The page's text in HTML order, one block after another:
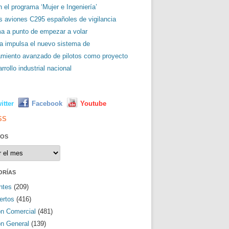
el programa ‘Mujer e Ingeniería’
aviones C295 españoles de vigilancia
a punto de empezar a volar
impulsa el nuevo sistema de
avanzado de pilotos como proyecto
industrial nacional
Facebook
Youtube
(209)
(416)
Comercial (481)
General (139)